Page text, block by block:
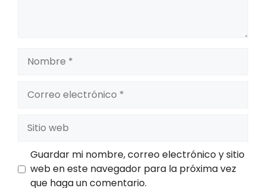
Nombre
electrónico
Sitio
web
Guardar mi nombre, correo electrónico y sitio
web en este navegador para la próxima vez
que haga un comentario.